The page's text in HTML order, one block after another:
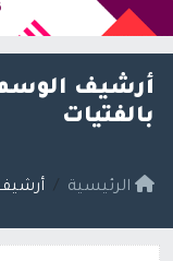
أرشيف
بالفتيات
الرئيسية